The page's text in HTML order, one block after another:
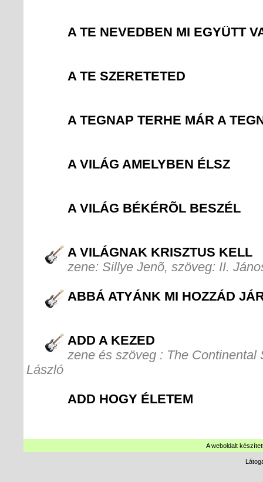
A TE NEVEDBEN MI EGYÜTT
A TE SZERETETED
A TEGNAP TERHE MÁR A
A VILÁG AMELYBEN ÉLSZ
A VILÁG BÉKÉRÕL BESZÉL
A VILÁGNAK KRISZTUS KELL
zene: Sillye Jenõ, szöveg: II.
ABBÁ ATYÁNK MI HOZZÁD
ADD A KEZED
zene és szöveg : The
László
ADD HOGY ÉLETEM
A weboldalt